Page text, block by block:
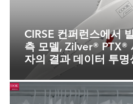
CIRSE 컨퍼런스에서
측 모델, Zilver® PTX®
자의 결과 데이터 투명